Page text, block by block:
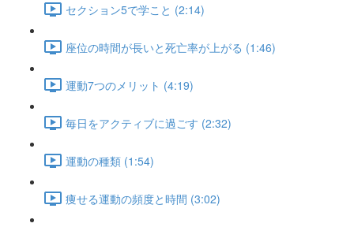
セクション5で学こと (2:14)
座位の時間が長いと死亡率が上がる (1:46)
運動7つのメリット (4:19)
毎日をアクティブに過ごす (2:32)
運動の種類 (1:54)
痩せる運動の頻度と時間 (3:02)